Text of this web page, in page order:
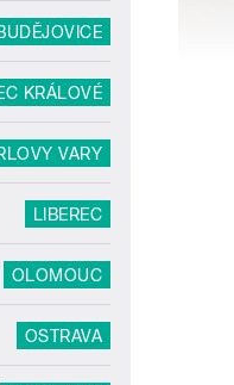
KRÁLOVÉ
VARY
LIBEREC
OLOMOUC
OSTRAVA